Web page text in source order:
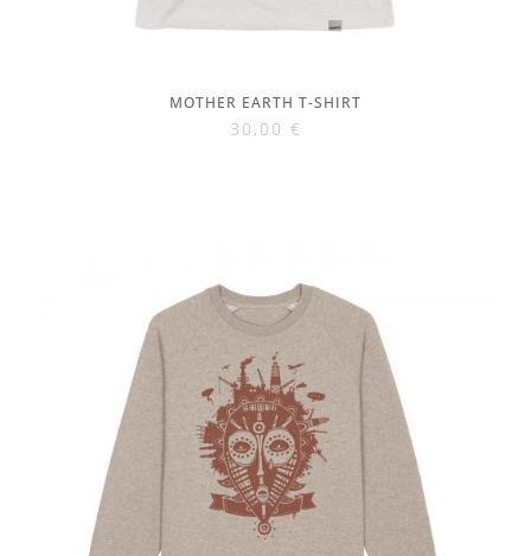
MOTHER EARTH T-SHIRT
30,00 €